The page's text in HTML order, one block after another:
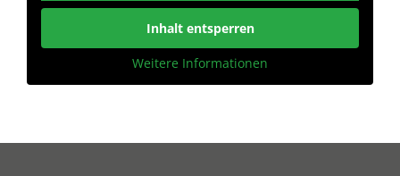
Inhalt entsperren
Weitere Informationen